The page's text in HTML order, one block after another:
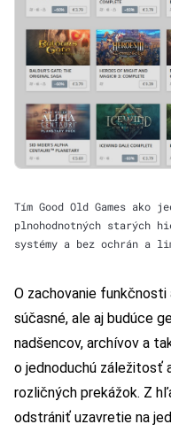
Tím Good Old Games ako
plnohodnotných starých
systémy a bez ochrán a
O zachovanie
súčasné, ale aj budúce
nadšencov, archívov a
o jednoduchú záležitosť
rozličných prekážok. Z
odstrániť uzavretie na